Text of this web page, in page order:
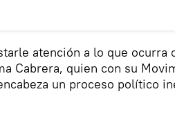
atención a lo que ocurra
Cabrera, quien con su
un proceso político